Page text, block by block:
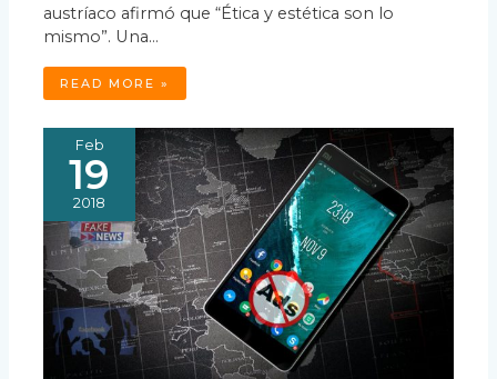
austríaco afirmó que “Ética y estética son lo
mismo”. Una…
READ MORE »
Feb
19
2018